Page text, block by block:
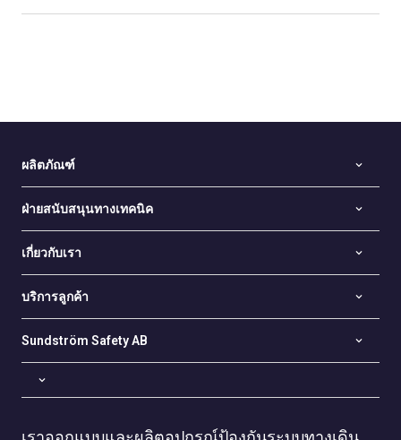
ผลิตภัณฑ์
ฝ่ายสนับสนุนทางเทคนิค
เกี่ยวกับเรา
บริการลูกค้า
Sundström Safety AB